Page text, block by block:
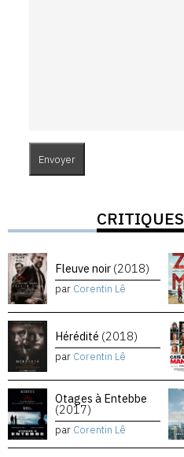
CRITIQUES
Fleuve noir (2018)
par Corentin Lê
Hérédité (2018)
par Corentin Lê
Otages à Entebbe
(2017)
par Corentin Lê